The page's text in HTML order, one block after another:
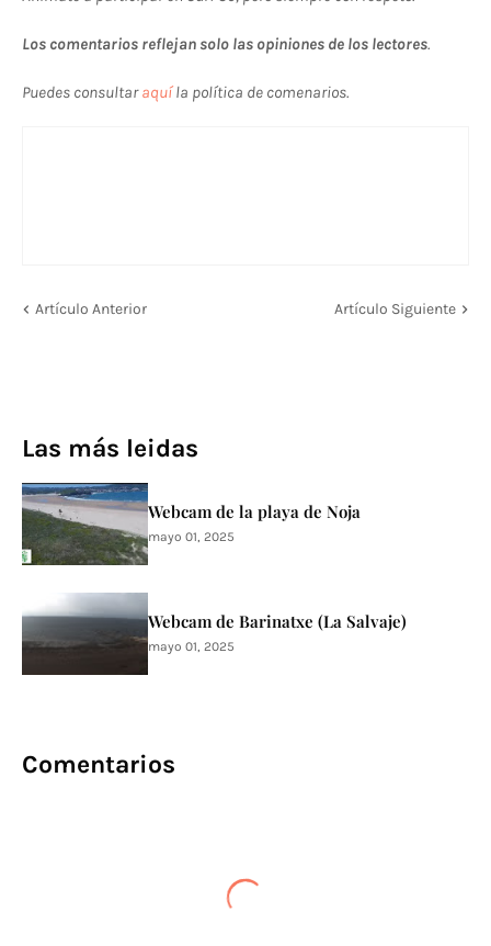
Los comentarios reflejan solo las opiniones de los lectores.
Puedes consultaraquíla política de comenarios.
Artículo Anterior Artículo Siguiente
Las más leidas
Webcam de la playa de Noja
mayo 01, 2025
Webcam de Barinatxe (La Salvaje)
mayo 01, 2025
Comentarios